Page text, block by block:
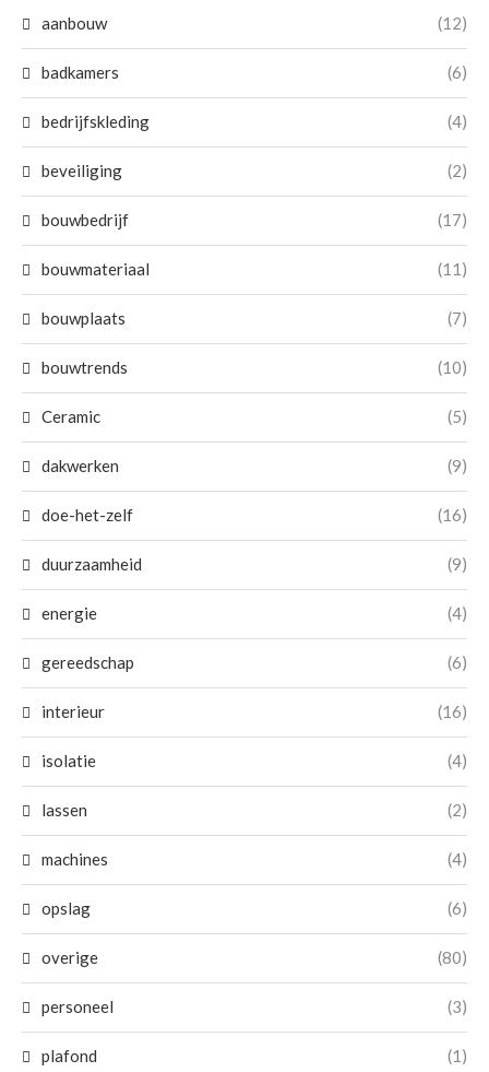
aanbouw (12)
badkamers (6)
bedrijfskleding (4)
beveiliging (2)
bouwbedrijf (17)
bouwmateriaal (11)
bouwplaats (7)
bouwtrends (10)
Ceramic (5)
dakwerken (9)
doe-het-zelf (16)
duurzaamheid (9)
energie (4)
gereedschap (6)
interieur (16)
isolatie (4)
lassen (2)
machines (4)
opslag (6)
overige (80)
personeel (3)
plafond (1)